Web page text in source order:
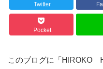
Twitter
Pocket
このブログに「HIROKO